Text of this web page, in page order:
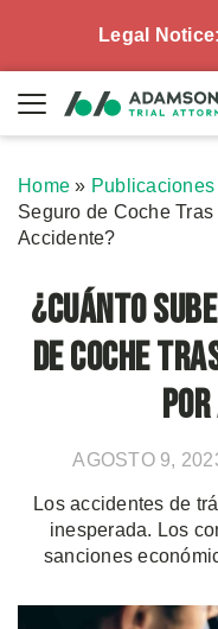
Legal Notice:
Home » Publicaciones
Seguro de Coche
Accidente?
¿Cuánto
de Coche
por
AGOSTO 9,
Los accidentes de
inesperada. Los
sanciones